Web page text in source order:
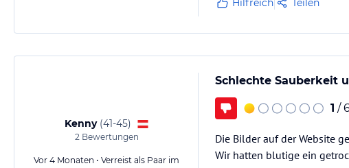
Hilfreich Teilen
Kenny (41-45)
2Bewertungen
Vor 4 Monaten • Verreist als Paar im
Schlechte Sauberkeit
1 /
Die Bilder auf der Website
Wir hatten blutige ein